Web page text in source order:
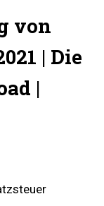
von
| Die
|